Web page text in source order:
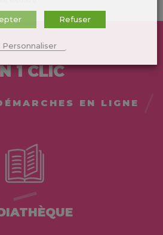
1 CLIC
EN LIGNE
Refuser
Personnaliser